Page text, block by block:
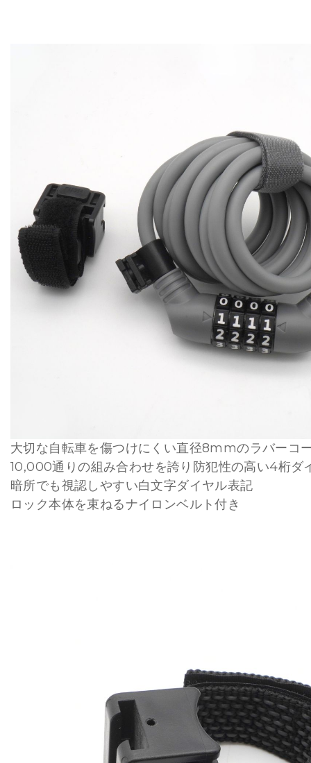
大切な自転車を傷つけにくい直径8mmのラバーコ
10,000通りの組み合わせを誇り防犯性の高い4桁ダ
暗所でも視認しやすい白文字ダイヤル表記
ロック本体を束ねるナイロンベルト付き